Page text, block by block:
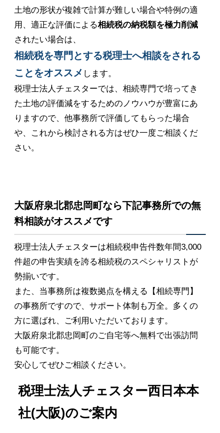
土地の形状が複雑で計算が難しい場合や特例の適
用、適正な評価による相続税の納税額を極力削減
されたい場合は、
相続税を専門とする税理士へ相談をされる
ことをオススメ します。
税理士法人チェスターでは、相続専門で培ってき
た土地の評価減をするためのノウハウが豊富にあ
りますので、他事務所で評価してもらった場合
や、これから検討される方はぜひ一度ご相談くだ
さい。
大阪府泉北郡忠岡町なら下記事務所での無
料相談がオススメです
税理士法人チェスターは相続税申告件数年間3,000
件超の申告実績を誇る相続税のスペシャリストが
勢揃いです。
また、当事務所は複数拠点を構える【相続専門】
の事務所ですので、サポート体制も万全。多くの
方に選ばれ、ご利用いただいております。
大阪府泉北郡忠岡町のご自宅等へ無料で出張訪問
も可能です。
安心してぜひご相談ください。
税理士法人チェスター西日本本
社(大阪)のご案内